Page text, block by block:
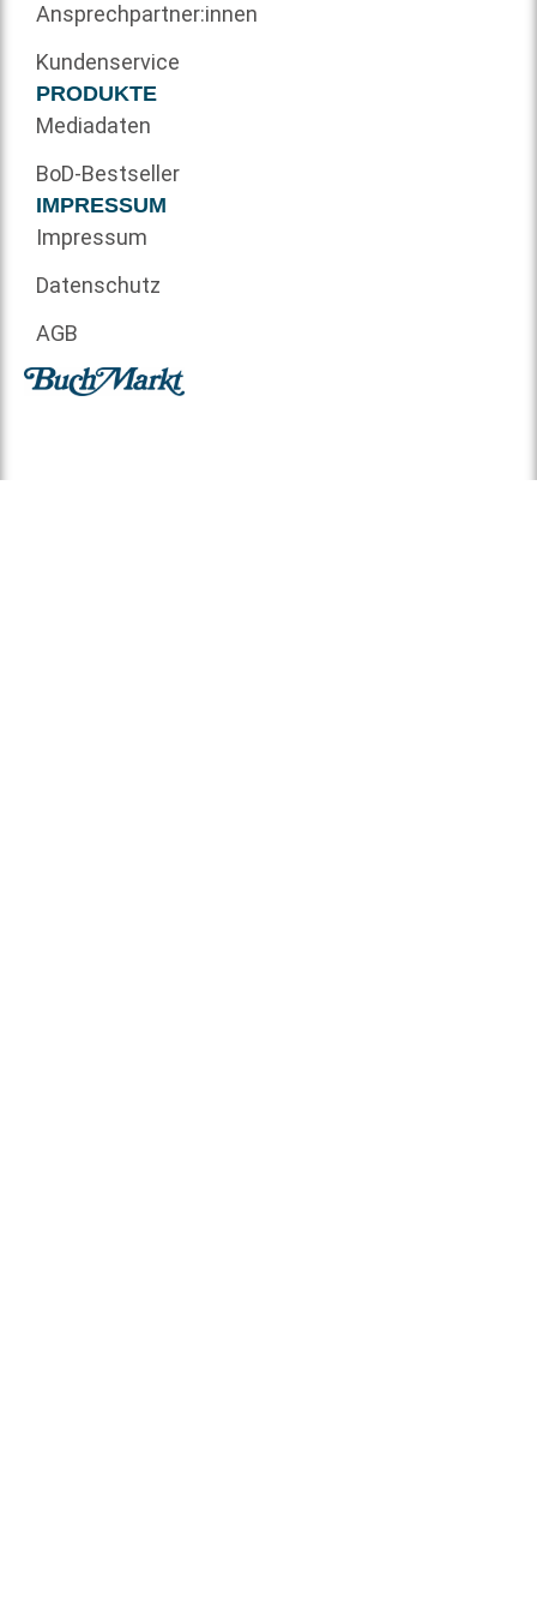
Ansprechpartner:innen
Kundenservice
PRODUKTE
Mediadaten
BoD-Bestseller
IMPRESSUM
Impressum
Datenschutz
AGB